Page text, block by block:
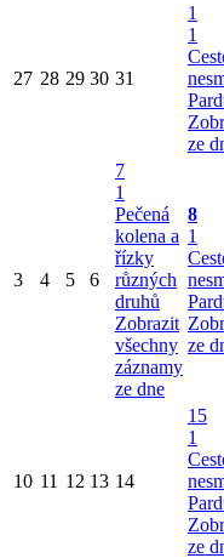
27 28 29 30 31
1
1
ze
3 4 5 6
7
1
Pečená
kolena a
řízky
různých
druhů
Zobrazit
všechny
záznamy
ze dne
8
1
ze
10 11 12 13 14
15
1
ze